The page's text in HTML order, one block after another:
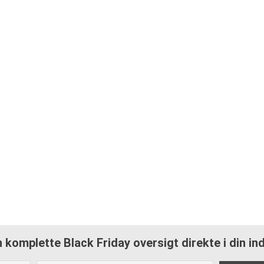
komplette Black Friday oversigt direkte i din